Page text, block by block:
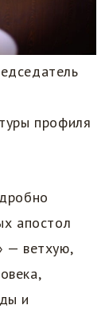
профиля
апостол
— ветхую,
и